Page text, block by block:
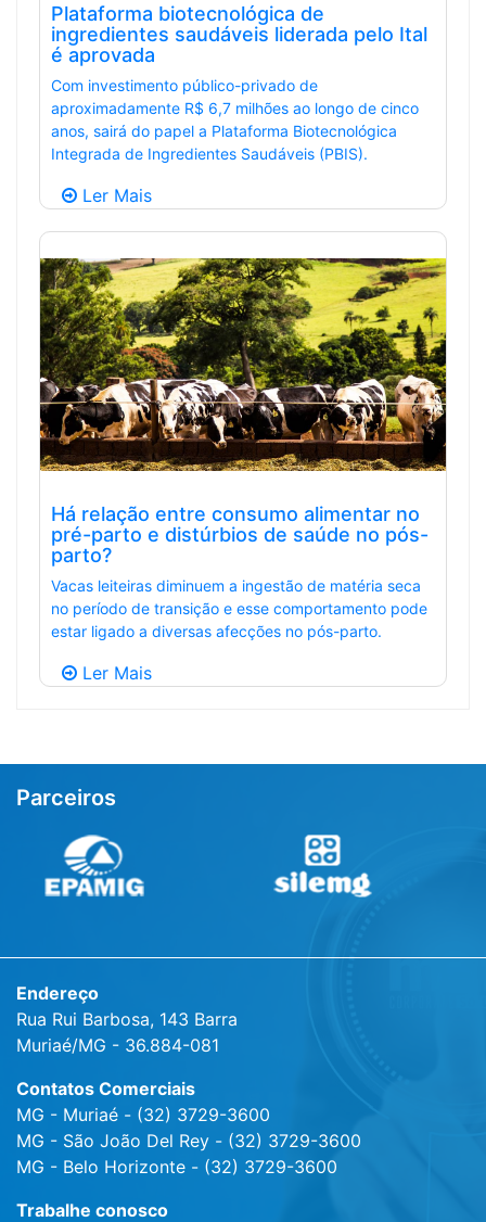
Plataforma biotecnológica de
ingredientes saudáveis liderada pelo Ital
é aprovada
Com investimento público-privado de
aproximadamente R$ 6,7 milhões ao longo de cinco
anos, sairá do papel a Plataforma Biotecnológica
Integrada de Ingredientes Saudáveis (PBIS).
Ler Mais
Há relação entre consumo alimentar no
pré-parto e distúrbios de saúde no pós-
parto?
Vacas leiteiras diminuem a ingestão de matéria seca
no período de transição e esse comportamento pode
estar ligado a diversas afecções no pós-parto.
Ler Mais
Parceiros
Endereço
Rua Rui Barbosa, 143 Barra
Muriaé/MG - 36.884-081
Contatos Comerciais
MG - Muriaé - (32) 3729-3600
MG - São João Del Rey - (32) 3729-3600
MG - Belo Horizonte - (32) 3729-3600
Trabalhe conosco